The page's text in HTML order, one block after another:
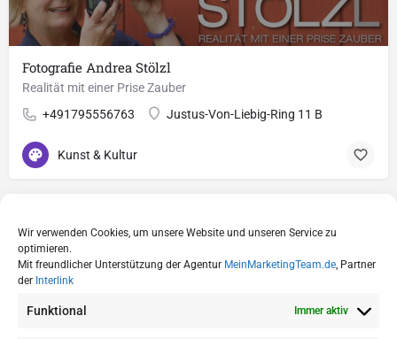
Wir verwenden Cookies, um unsere Website und unseren Service zu
optimieren.
Mit freundlicher Unterstützung der Agentur MeinMarketingTeam.de, Partner
der Interlink
Funktional Immer aktiv
Fotografie Andrea Stölzl
Realität mit einer Prise Zauber
+491795556763
Justus-Von-Liebig-Ring 11 B
Kunst & Kultur